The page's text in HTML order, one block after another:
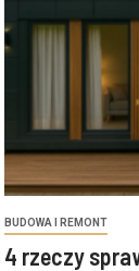
BUDOWA I REMONT
4 rzeczy